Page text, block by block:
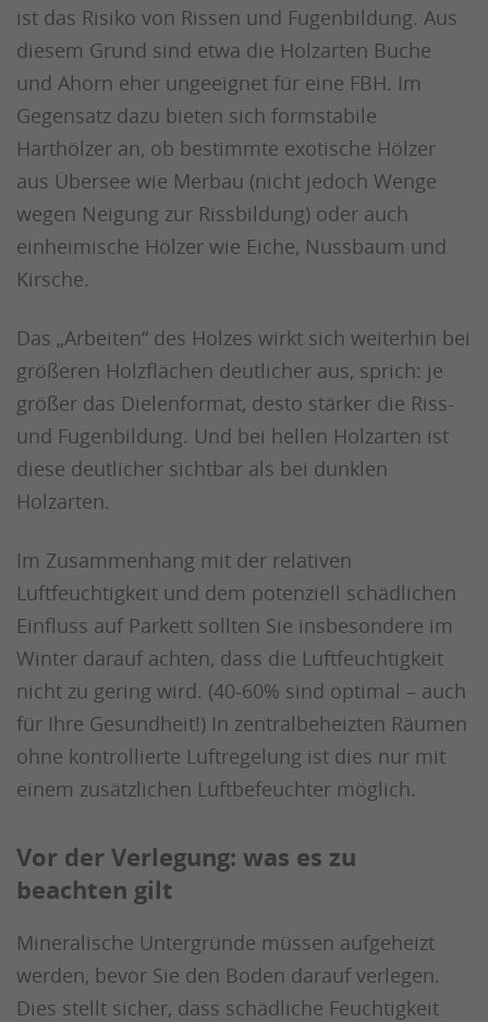
ist das Risiko von Rissen und Fugenbildung. Aus
diesem Grund sind etwa die Holzarten Buche
und Ahorn eher ungeeignet für eine FBH. Im
Gegensatz dazu bieten sich formstabile
Harthölzer an, ob bestimmte exotische Hölzer
aus Übersee wie Merbau (nicht jedoch Wenge
wegen Neigung zur Rissbildung) oder auch
einheimische Hölzer wie Eiche, Nussbaum und
Kirsche.
Das „Arbeiten“ des Holzes wirkt sich weiterhin bei
größeren Holzflächen deutlicher aus, sprich: je
größer das Dielenformat, desto stärker die Riss-
und Fugenbildung. Und bei hellen Holzarten ist
diese deutlicher sichtbar als bei dunklen
Holzarten.
Im Zusammenhang mit der relativen
Luftfeuchtigkeit und dem potenziell schädlichen
Einfluss auf Parkett sollten Sie insbesondere im
Winter darauf achten, dass die Luftfeuchtigkeit
nicht zu gering wird. (40-60% sind optimal – auch
für Ihre Gesundheit!) In zentralbeheizten Räumen
ohne kontrollierte Luftregelung ist dies nur mit
einem zusätzlichen Luftbefeuchter möglich.
Vor der Verlegung: was es zu
beachten gilt
Mineralische Untergründe müssen aufgeheizt
werden, bevor Sie den Boden darauf verlegen.
Dies stellt sicher, dass schädliche Feuchtigkeit